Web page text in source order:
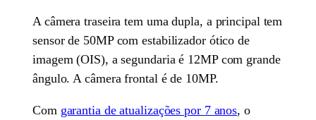
A câmera traseira tem uma dupla, a principal tem
sensor de 50MP com estabilizador ótico de
imagem (OIS), a segundaria é 12MP com grande
ângulo. A câmera frontal é de 10MP.
Com garantia de atualizações por 7 anos, o